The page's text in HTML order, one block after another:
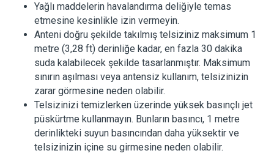
Yağlı maddelerin havalandırma deliğiyle temas
etmesine kesinlikle izin vermeyin.
Anteni doğru şekilde takılmış telsiziniz maksimum 1
metre (3,28 ft) derinliğe kadar, en fazla 30 dakika
suda kalabilecek şekilde tasarlanmıştır. Maksimum
sınırın aşılması veya antensiz kullanım, telsizinizin
zarar görmesine neden olabilir.
Telsizinizi temizlerken üzerinde yüksek basınçlı jet
püskürtme kullanmayın. Bunların basıncı, 1 metre
derinlikteki suyun basıncından daha yüksektir ve
telsizinizin içine su girmesine neden olabilir.